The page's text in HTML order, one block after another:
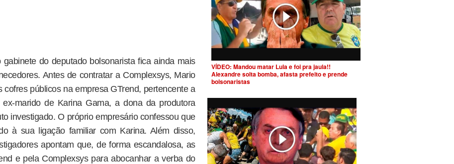
do deputado bolsonarista fica ainda mais
Antes de contratar a Complexsys, Mario
cofres públicos na empresa GTrend, pertencente a
marido de Karina Gama, a dona da produtora
investigado. O próprio empresário confessou que
à sua ligação familiar com Karina. Além disso,
apontam que, de forma escandalosa, as
e pela Complexsys para abocanhar a verba do
VÍDEO: Mandou matar Lula e foi pra jaula!!
Alexandre solta bomba, afasta prefeito e prende
bolsonaristas